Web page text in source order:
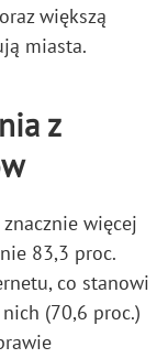
większą
miasta.
z
więcej
83,3 proc.
co stanowi
(70,6 proc.)